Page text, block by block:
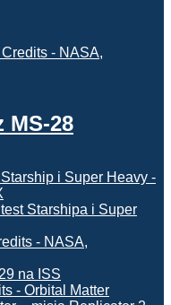
MS-28
Starshipa i Super
na ISS